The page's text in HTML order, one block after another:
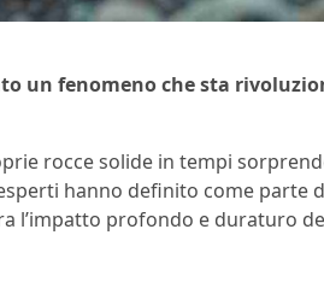
un fenomeno che sta
rocce solide in tempi
hanno definito come parte
l’impatto profondo e duraturo